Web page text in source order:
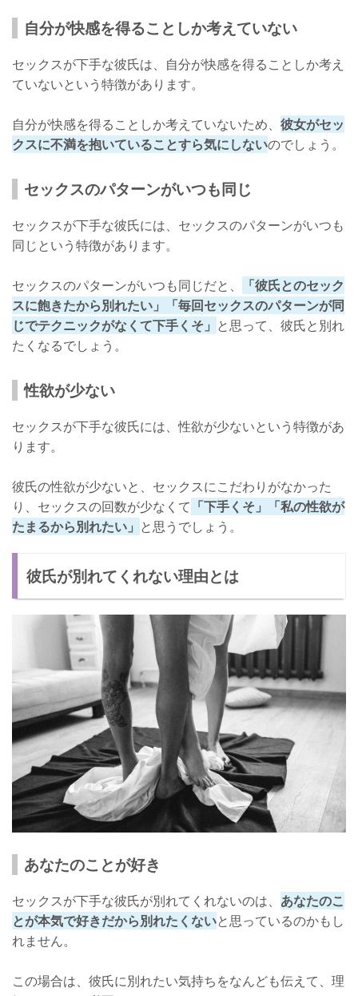
他の理由を考える
今は彼氏がいらないことを伝える
自分が快感を得ることしか考えていない
セックスが下手な彼氏は、自分が快感を得ることしか考え
ていないという特徴があります。
自分が快感を得ることしか考えていないため、 彼女がセッ
クスに不満を抱いていることすら気にしないのでしょう。
セックスのパターンがいつも同じ
セックスが下手な彼氏には、セックスのパターンがいつも
同じという特徴があります。
セックスのパターンがいつも同じだと、
「彼氏とのセック
スに飽きたから別れたい」「毎回セックスのパターンが同
じでテクニックがなくて下手くそ」 と思って、彼氏と別れ
たくなるでしょう。
性欲が少ない
セックスが下手な彼氏には、性欲が少ないという特徴があ
ります。
彼氏の性欲が少ないと、セックスにこだわりがなかった
り、セックスの回数が少なくて 「下手くそ」「私の性欲が
たまるから別れたい」 と思うでしょう。
彼氏が別れてくれない理由とは
あなたのことが好き
セックスが下手な彼氏が別れてくれないのは、 あなたのこ
とが本気で好きだから別れたくないと思っているのかもし
れません。
この場合は、彼氏に別れたい気持ちをなんども伝えて、理